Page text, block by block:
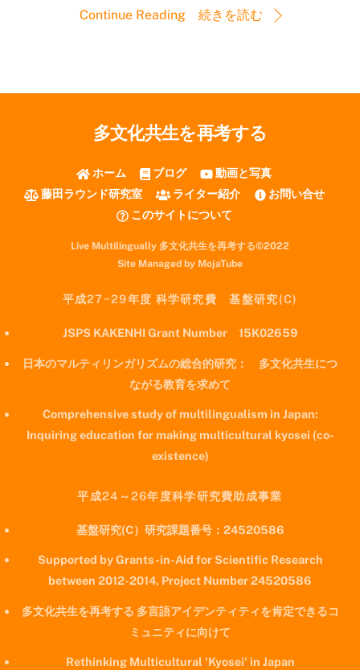
Continue Reading 続きを読む
多文化共生を再考する
ホーム ブログ
動画と写真
藤田ラウンド研究室
ライター紹介
お問い合せ
このサイトについて
Live Multilingually 多文化共生を再考する©2022
Site Managed by MojaTube
平成27−29年度 科学研究費 基盤研究(C)
JSPS KAKENHI Grant Number 15K02659
日本のマルティリンガリズムの総合的研究： 多文化共生につ
ながる教育を求めて
Comprehensive study of multilingualism in Japan:
Inquiring education for making multicultural kyosei (co-
existence)
平成24～26年度科学研究費助成事業
基盤研究(C）研究課題番号：24520586
Supported by Grants-in-Aid for Scientific Research
between 2012-2014, Project Number 24520586
多文化共生を再考する 多言語アイデンティティを肯定できるコ
ミュニティに向けて
Rethinking Multicultural 'Kyosei' in Japan